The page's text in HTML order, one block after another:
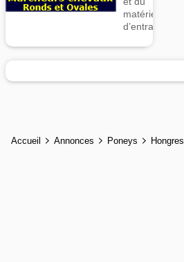
matériel
d’entrainement
Accueil Annonces Poneys Hongres